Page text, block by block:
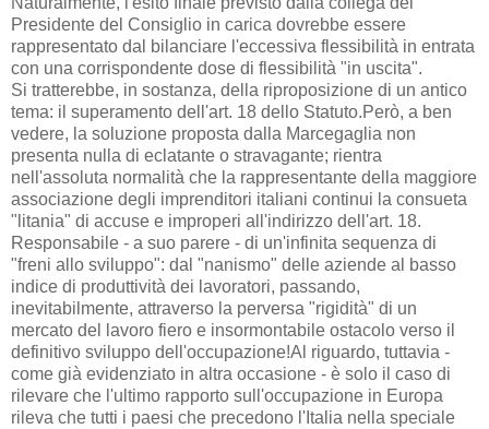
Presidente del Consiglio in carica dovrebbe essere
rappresentato dal bilanciare l'eccessiva flessibilità in entrata
con una corrispondente dose di flessibilità "in uscita".
Si tratterebbe, in sostanza, della riproposizione di un antico
tema: il superamento dell'art. 18 dello Statuto.Però, a ben
vedere, la soluzione proposta dalla Marcegaglia non
presenta nulla di eclatante o stravagante; rientra
nell'assoluta normalità che la rappresentante della maggiore
associazione degli imprenditori italiani continui la consueta
"litania" di accuse e improperi all'indirizzo dell'art. 18.
Responsabile - a suo parere - di un'infinita sequenza di
"freni allo sviluppo": dal "nanismo" delle aziende al basso
indice di produttività dei lavoratori, passando,
inevitabilmente, attraverso la perversa "rigidità" di un
mercato del lavoro fiero e insormontabile ostacolo verso il
definitivo sviluppo dell'occupazione!Al riguardo, tuttavia -
come già evidenziato in altra occasione - è solo il caso di
rilevare che l'ultimo rapporto sull'occupazione in Europa
rileva che tutti i paesi che precedono l'Italia nella speciale